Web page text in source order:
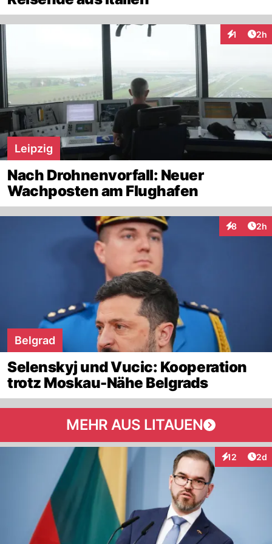
1 2h
Leipzig
Nach Drohnenvorfall: Neuer
Wachposten am Flughafen
8 2h
Belgrad
Selenskyj und Vucic: Kooperation
trotz Moskau-Nähe Belgrads
MEHR AUS LITAUEN
12
Interaktionen
2d